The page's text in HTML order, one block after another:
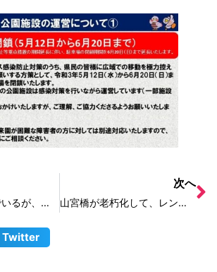
県営住宅に住んでいるが、契約者の母が亡くなった後も住み続けたい
次へ
山宮橋が老朽化して、レンガが剥がれたり、雑草が生えていたり、街路灯が劣化したりしている
Twitter